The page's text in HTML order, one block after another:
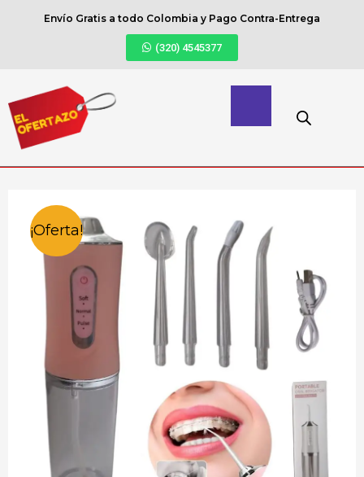
Envío Gratis a todo Colombia y Pago Contra-Entrega
(320) 4545377
¡Oferta!